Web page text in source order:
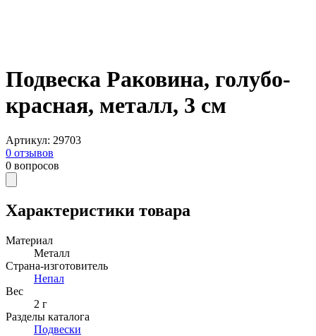
Подвеска Раковина, голубо-
красная, металл, 3 см
Артикул: 29703
0 отзывов
0 вопросов
Характеристики товара
Материал
Металл
Страна-изготовитель
Непал
Вес
2 г
Разделы каталога
Подвески